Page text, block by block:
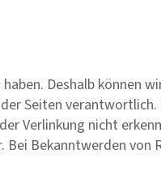
Deshalb können
Seiten
Verlinkung nicht
Bekanntwerden